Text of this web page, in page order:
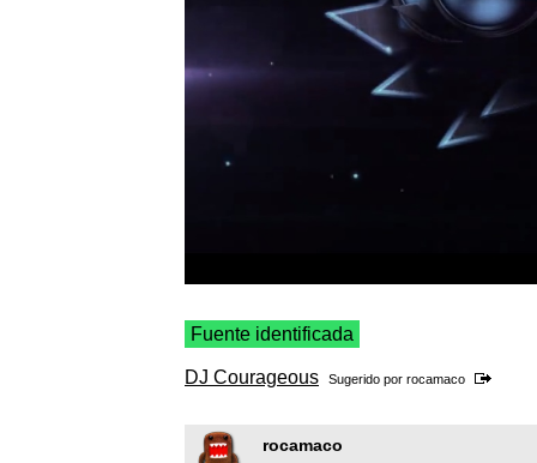
Fuente identificada
DJ Courageous Sugerido por rocamaco
rocamaco